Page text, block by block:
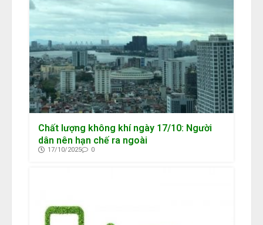
Chất lượng không khí ngày 17/10: Người
dân nên hạn chế ra ngoài
17/10/2025 0